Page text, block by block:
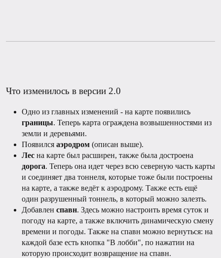
Что изменилось в версии 2.0
Одно из главных изменений - на карте появились
границы. Теперь карта ограждена возвышенностями из
земли и деревьями.
Появился аэродром (описан выше).
Лес на карте был расширен, также была достроена
дорога. Теперь она идет через всю северную часть карты
и соединяет два тоннеля, которые тоже были построены
на карте, а также ведёт к аэродрому. Также есть ещё
один разрушенный тоннель, в который можно залезть.
Добавлен спавн. Здесь можно настроить время суток и
погоду на карте, а также включить динамическую смену
времени и погоды. Также на спавн можно вернуться: на
каждой базе есть кнопка "В лобби", по нажатии на
которую происходит возвращение на спавн.